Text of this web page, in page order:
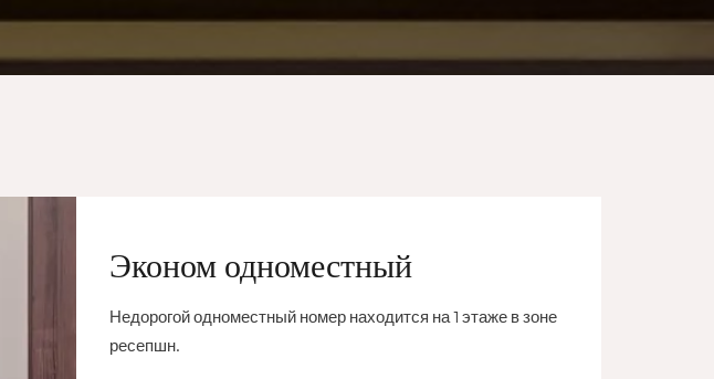
Эконом одноместный
Недорогой одноместный номер находится на 1 этаже в зоне
ресепшн.